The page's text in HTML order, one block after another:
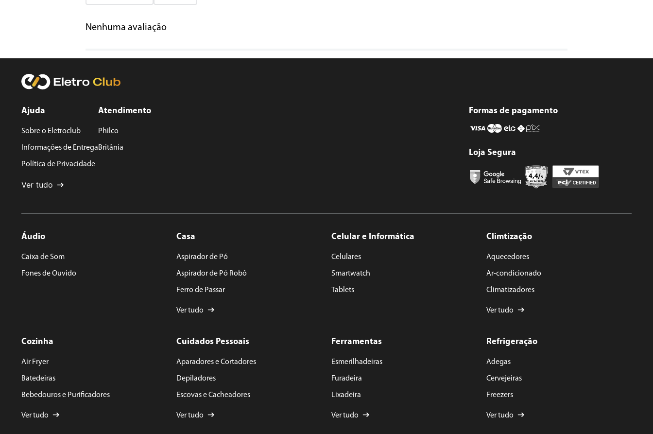
Título
★★
Nenhuma avaliação
Ajuda
Sobre o Eletroclub
Informações de Entrega
Política de Privacidade
Ver tudo
Atendimento
Philco
Britânia
Formas de pagamento
Loja Segura
Áudio
Caixa de Som
Fones de Ouvido
Casa
Aspirador de Pó
Aspirador de Pó Robô
Ferro de Passar
Ver tudo
Celular e Informática
Celulares
Smartwatch
Tablets
Climtização
Aquecedores
Ar-condicionado
Climatizadores
Ver tudo
Cozinha
Air Fryer
Batedeiras
Bebedouros e Purificadores
Ver tudo
Cuidados Pessoais
Aparadores e Cortadores
Depiladores
Escovas e Cacheadores
Ver tudo
Ferramentas
Esmerilhadeiras
Furadeira
Lixadeira
Ver tudo
Refrigeração
Adegas
Cervejeiras
Freezers
Ver tudo